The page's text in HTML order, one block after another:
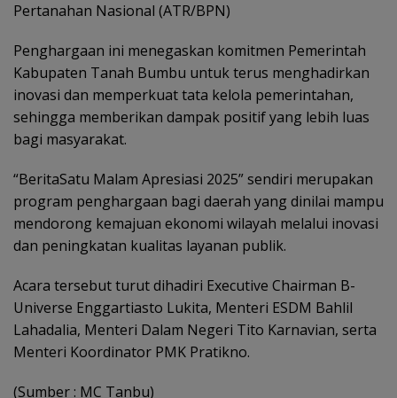
Pertanahan Nasional (ATR/BPN)
Penghargaan ini menegaskan komitmen Pemerintah
Kabupaten Tanah Bumbu untuk terus menghadirkan
inovasi dan memperkuat tata kelola pemerintahan,
sehingga memberikan dampak positif yang lebih luas
bagi masyarakat.
“BeritaSatu Malam Apresiasi 2025” sendiri merupakan
program penghargaan bagi daerah yang dinilai mampu
mendorong kemajuan ekonomi wilayah melalui inovasi
dan peningkatan kualitas layanan publik.
Acara tersebut turut dihadiri Executive Chairman B-
Universe Enggartiasto Lukita, Menteri ESDM Bahlil
Lahadalia, Menteri Dalam Negeri Tito Karnavian, serta
Menteri Koordinator PMK Pratikno.
(Sumber : MC Tanbu)